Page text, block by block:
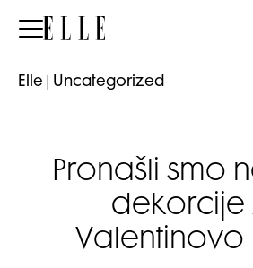
Elle
Elle Uncategorized
Pronašli smo
dekorcije
Valentinovo I